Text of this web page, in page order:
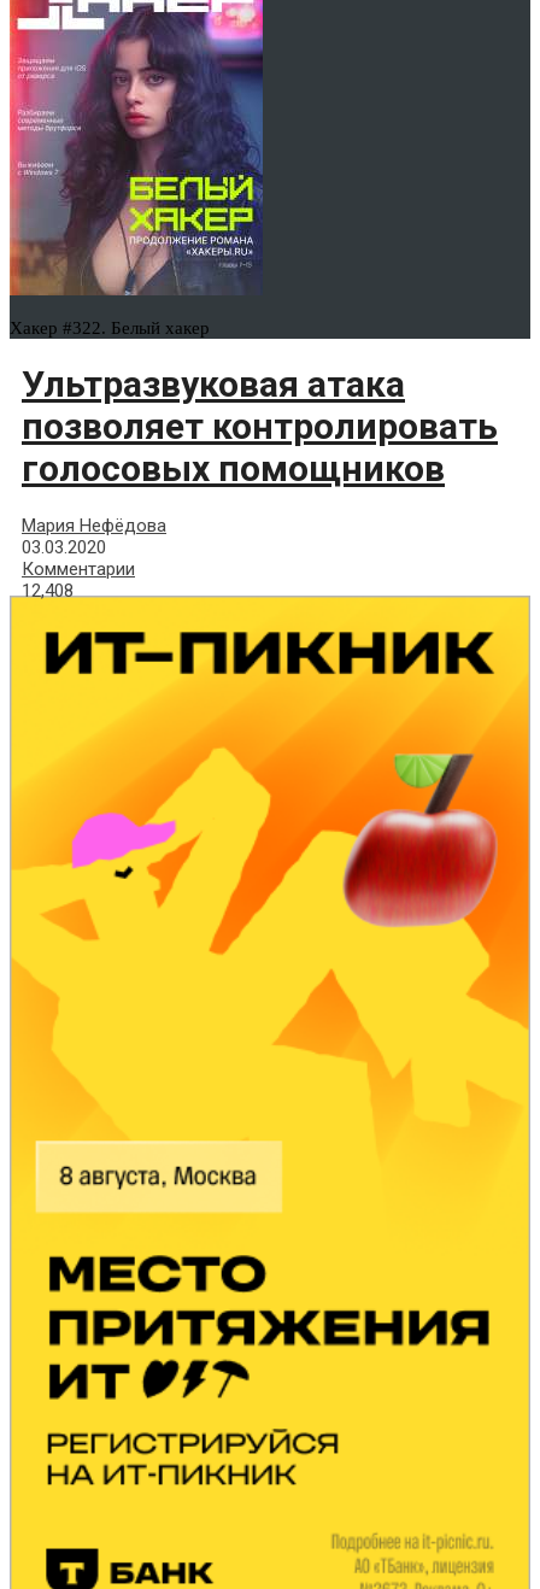
Хакер #322. Белый хакер
Ультразвуковая атака
позволяет контролировать
голосовых помощников
Мария Нефёдова
03.03.2020
Комментарии
12,408